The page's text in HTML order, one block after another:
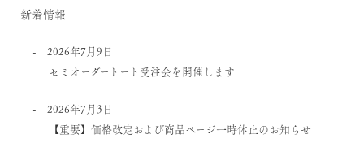
新着情報
2026年7月9日
セミオーダートート受注会を開催します
2026年7月3日
【重要】価格改定および商品ページ一時休止のお知らせ